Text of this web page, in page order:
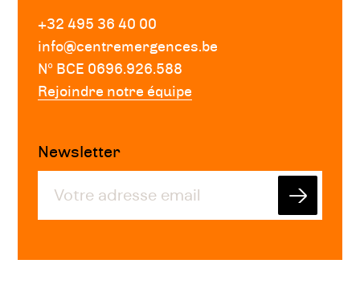
+32 495 36 40 00
info@centremergences.be
Nº BCE 0696.926.588
Rejoindre notre équipe
Newsletter